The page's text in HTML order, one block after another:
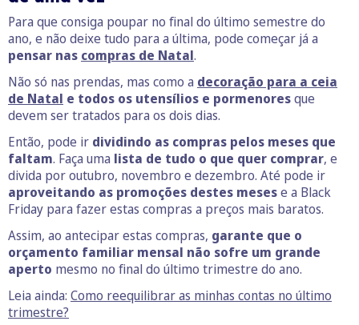
Para que consiga poupar no final do último semestre do
ano, e não deixe tudo para a última, pode começar já a
pensar nas compras de Natal.
Não só nas prendas, mas como a decoração para a ceia
de Natal e todos os utensílios e pormenoresque
devem ser tratados para os dois dias.
Então, pode ir dividindo as compras pelos meses que
faltam. Faça uma lista de tudo o que quer comprar, e
divida por outubro, novembro e dezembro. Até pode ir
aproveitando as promoções destes mesese a Black
Friday para fazer estas compras a preços mais baratos.
Assim, ao antecipar estas compras, garante que o
orçamento familiar mensal não sofre um grande
aperto mesmo no final do último trimestre do ano.
Leia ainda: Como reequilibrar as minhas contas no último
trimestre?